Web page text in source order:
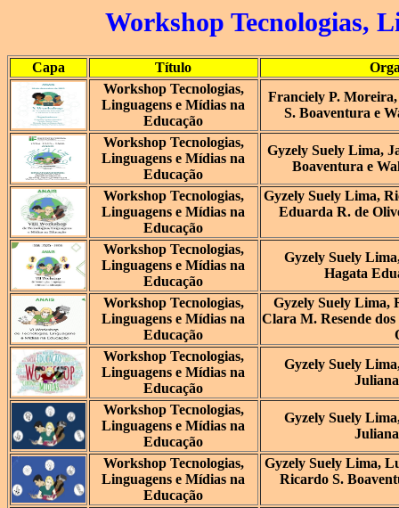
Workshop Tecnologias,
Capa Título
Workshop Tecnologias,
Linguagens e Mídias na
Educação
Franciely P.
S. Boaventura e
Workshop Tecnologias,
Linguagens e Mídias na
Educação
Gyzely Suely Lima,
Boaventura e
Workshop Tecnologias,
Linguagens e Mídias na
Educação
Gyzely Suely Lima,
Eduarda R. de
Workshop Tecnologias,
Linguagens e Mídias na
Educação
Gyzely Suely
Hagata
Workshop Tecnologias,
Linguagens e Mídias na
Educação
Gyzely Suely Lima,
Clara M. Resende
Workshop Tecnologias,
Linguagens e Mídias na
Educação
Gyzely Suely
Workshop Tecnologias,
Linguagens e Mídias na
Educação
Gyzely Suely
Workshop Tecnologias,
Linguagens e Mídias na
Educação
Gyzely Suely Lima,
Ricardo S.